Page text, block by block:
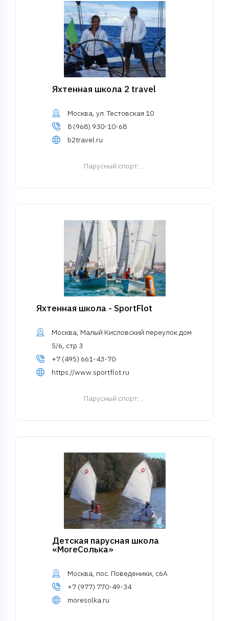
Яхтенная школа 2 travel
Москва, ул. Тестовская 10
8 (968) 930-10-68
b2travel.ru
Парусный спорт; ...
Яхтенная школа - SportFlot
Москва, Малый Кисловский переулок дом
5/6, стр 3
+7 (495) 661-43-70
https://www.sportflot.ru
Парусный спорт; ...
Детская парусная школа
«MoreСолька»
Москва, пос. Поведеники, с6А
+7 (977) 770-49-34
moresolka.ru